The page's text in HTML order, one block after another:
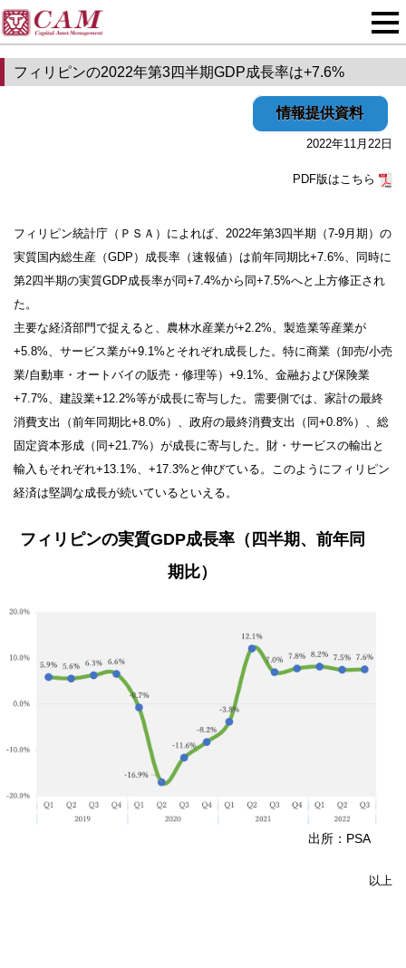
フィリピンの2022年第3四半期GDP成長率は+7.6%
情報提供資料
2022年11月22日
PDF版はこちら
フィリピン統計庁（ＰＳＡ）によれば、2022年第3四半期（7-9月期）の
実質国内総生産（GDP）成長率（速報値）は前年同期比+7.6%、同時に
第2四半期の実質GDP成長率が同+7.4%から同+7.5%へと上方修正され
た。
主要な経済部門で捉えると、農林水産業が+2.2%、製造業等産業が
+5.8%、サービス業が+9.1%とそれぞれ成長した。特に商業（卸売/小売
業/自動車・オートバイの販売・修理等）+9.1%、金融および保険業
+7.7%、建設業+12.2%等が成長に寄与した。需要側では、家計の最終
消費支出（前年同期比+8.0%）、政府の最終消費支出（同+0.8%）、総
固定資本形成（同+21.7%）が成長に寄与した。財・サービスの輸出と
輸入もそれぞれ+13.1%、+17.3%と伸びている。このようにフィリピン
経済は堅調な成長が続いているといえる。
フィリピンの実質GDP成長率（四半期、前年同
期比）
出所：PSA
以上